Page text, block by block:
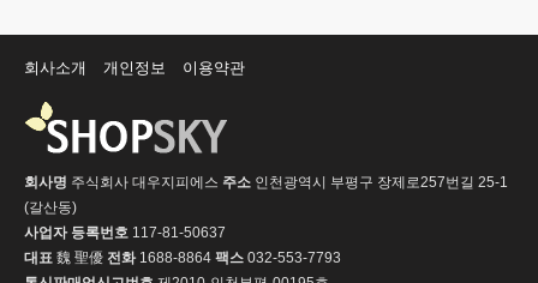
회사소개 개인정보 이용약관
회사명 주식회사 대우지피에스 주소 인천광역시 부평구 장제로257번길 25-1
(갈산동)
사업자 등록번호 117-81-50637
대표 魏 聖優 전화1688-8864 팩스 032-553-7793